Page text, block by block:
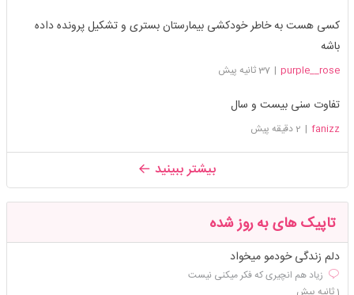
کسی هست به خاطر خودکشی بیمارستان بستری و تشکیل پرونده داده
باشه
purple__rose
| 37 ثانیه پیش
تفاوت سنی بیست و سال
fanizz
| 2 دقیقه پیش
بیشتر ببینید
تاپیک های به روز شده
دلم زندگی خودمو میخواد
زیاد هم انچیری که فکر میکنی نیست
1 ثانیه پیش